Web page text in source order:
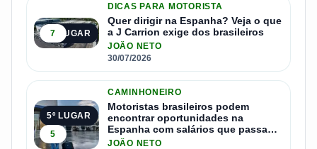
4º LUGAR
7
DICAS PARA MOTORISTA
Quer dirigir na Espanha? Veja o que
a J Carrion exige dos brasileiros
JOÃO NETO
30/07/2026
5º LUGAR
5
CAMINHONEIRO
Motoristas brasileiros podem
encontrar oportunidades na
Espanha com salários que passam
de R$ 17 mil por mês
JOÃO NETO